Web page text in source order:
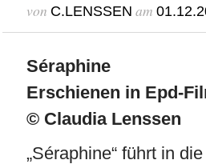
von C.LENSSEN am
Séraphine
Erschienen in Epd-
© Claudia Lenssen
„Séraphine“ führt in